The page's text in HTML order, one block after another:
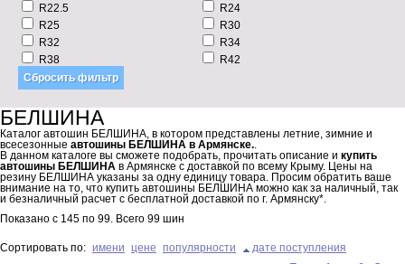
R22.5
R24
R25
R30
R32
R34
R38
R42
БЕЛШИНА
Каталог автошин БЕЛШИНА, в котором представлены летние, зимние и
всесезонные автошины БЕЛШИНА в Армянске.
В данном каталоге вы сможете подобрать, прочитать описание и купить
автошины БЕЛШИНА в Армянске с доставкой по всему Крыму. Цены на
резину БЕЛШИНА указаны за одну единицу товара. Просим обратить ваше
внимание на то, что купить автошины БЕЛШИНА можно как за наличный, так
и безналичный расчет с бесплатной доставкой по г. Армянску*.
Показано с 145 по 99 . Всего 99 шин
Сортировать по: имени цене популярности
дате поступления